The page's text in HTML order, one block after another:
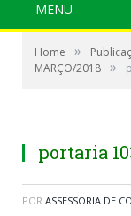
MENU
Home »
MARÇO/2018 »
portaria
POR ASSESSORIA DE